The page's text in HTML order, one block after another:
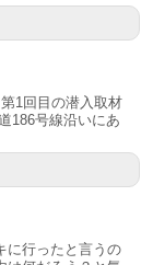
1回目の潜入取材
186号線沿いにあ
に行ったと言うの